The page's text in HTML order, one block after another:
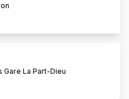
Gare La Part-Dieu